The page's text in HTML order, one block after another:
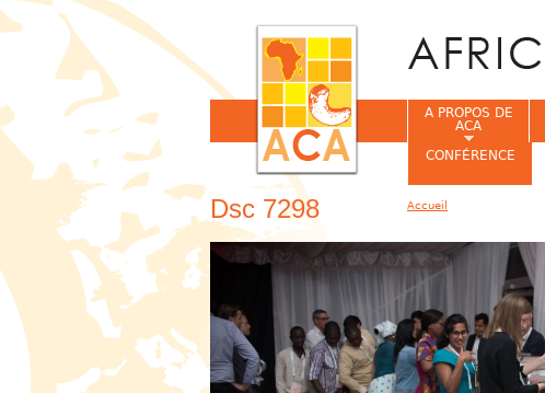
Dsc 7298
A PROPOS DE
ACA
CONFÉRENCE
Accueil